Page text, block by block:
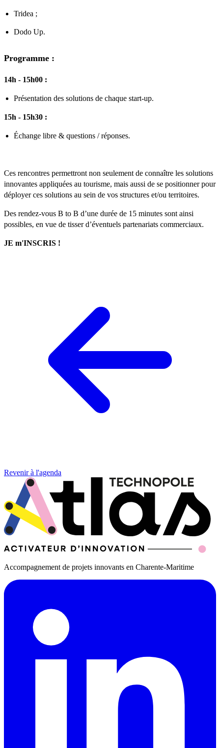
Tridea ;
Dodo Up.
Programme :
14h - 15h00 :
Présentation des solutions de chaque start-up.
15h - 15h30 :
Échange libre & questions / réponses.
Ces rencontres permettront non seulement de connaître les solutions
innovantes appliquées au tourisme, mais aussi de se positionner pour
déployer ces solutions au sein de vos structures et/ou territoires.
Des rendez-vous B to B d’une durée de 15 minutes sont ainsi
possibles, en vue de tisser d’éventuels partenariats commerciaux.
JE m'INSCRIS !
Revenir à l'agenda
Accompagnement de projets innovants en Charente-Maritime